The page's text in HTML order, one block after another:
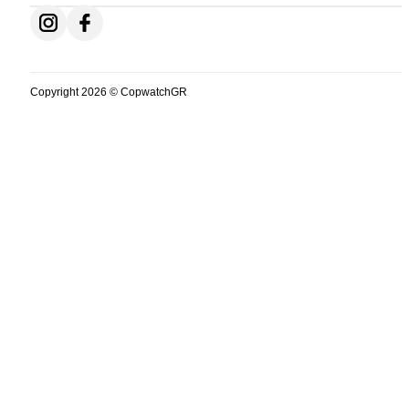
Follow us on Instagram
Follow us on Facebook
Copyright 2026 © CopwatchGR